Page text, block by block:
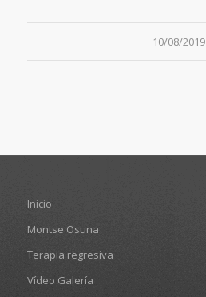
10/08/2019
Inicio
Montse Osuna
Terapia regresiva
Vídeo Galería